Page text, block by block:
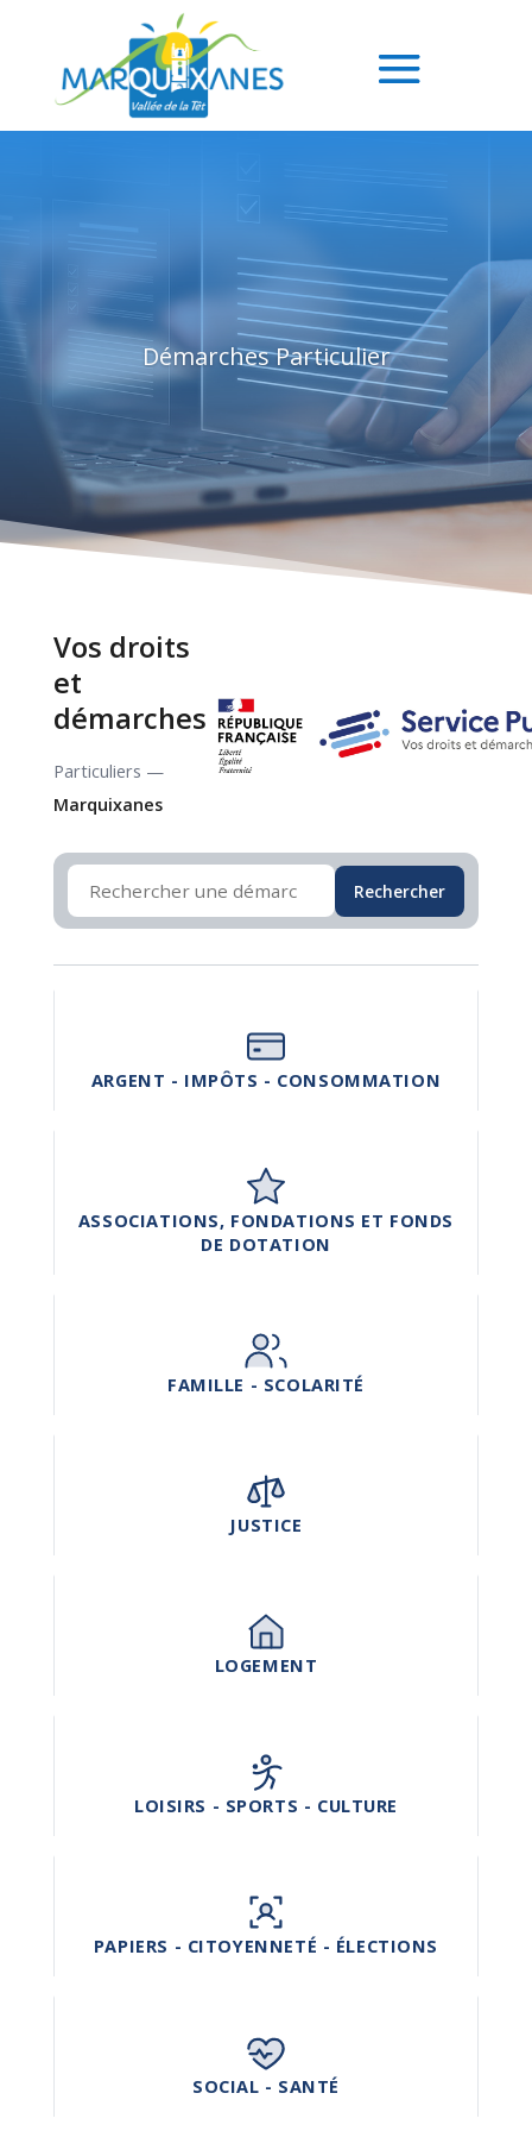
Démarches Particulier
Vos droits
et
démarches
Particuliers —
Marquixanes
Rechercher
ARGENT - IMPÔTS - CONSOMMATION
ASSOCIATIONS, FONDATIONS ET FONDS
DE DOTATION
FAMILLE - SCOLARITÉ
JUSTICE
LOGEMENT
LOISIRS - SPORTS - CULTURE
PAPIERS - CITOYENNETÉ - ÉLECTIONS
SOCIAL - SANTÉ